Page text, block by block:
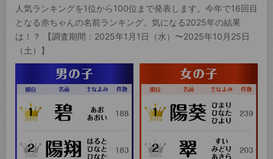
人気ランキングを1位から100位まで発表します。今年で16回目
となる赤ちゃんの名前ランキング。気になる2025年の結果
は！？ 【調査期間：2025年1月1日（水）〜2025年10月25日
（土）】